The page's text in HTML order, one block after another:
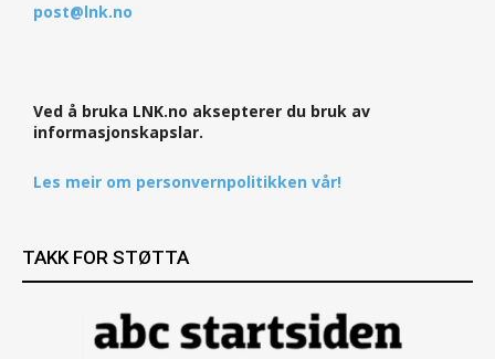
post@lnk.no
Ved å bruka LNK.no aksepterer du bruk av
informasjonskapslar.
Les meir om personvernpolitikken vår!
TAKK FOR STØTTA